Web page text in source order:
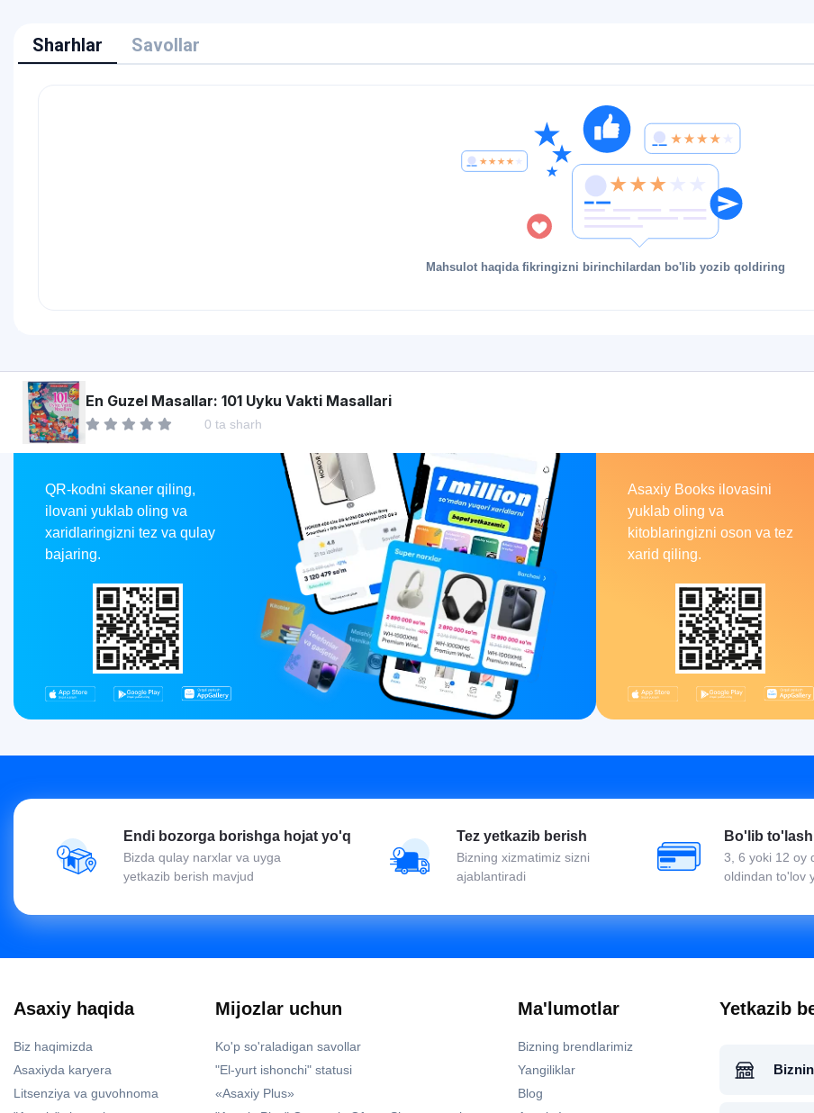
Sharhlar Savollar
Mahsulot haqida fikringizni birinchilardan bo'lib yozib qoldiring
En Guzel Masallar: 101 Uyku Vakti Masallari
0 ta sharh
Asaxiy
Market
QR-kodni skaner qiling,
ilovani yuklab oling va
xaridlaringizni tez va qulay
bajaring.
Asaxiy Books ilovasini
yuklab oling va
kitoblaringizni oson va tez
xarid qiling.
Endi bozorga borishga hojat yo'q
Bizda qulay narxlar va uyga
yetkazib berish mavjud
Tez yetkazib berish
Bizning xizmatimiz sizni
ajablantiradi
Bo'lib to'lash
3, 6 yoki 12 oy
oldindan to'lov
Asaxiy haqida
Biz haqimizda
Asaxiyda karyera
Litsenziya va guvohnoma
Mijozlar uchun
Ko'p so'raladigan savollar
"El-yurt ishonchi" statusi
«Asaxiy Plus»
Ma'lumotlar
Bizning brendlarimiz
Yangiliklar
Blog
Yetkazib